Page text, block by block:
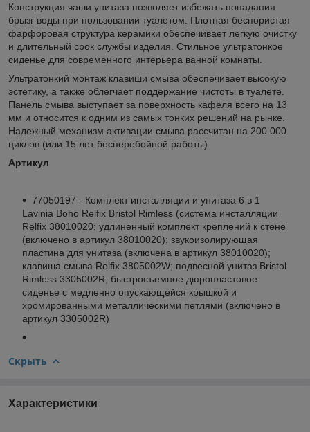
Конструкция чаши унитаза позволяет избежать попадания
брызг воды при пользовании туалетом. Плотная беспористая
фарфоровая структура керамики обеспечивает легкую очистку
и длительный срок службы изделия. Стильное ультратонкое
сиденье для современного интерьера ванной комнаты.
Ультратонкий монтаж клавиши смыва обеспечивает высокую
эстетику, а также облегчает поддержание чистоты в туалете.
Панель смыва выступает за поверхность кафеля всего на 13
мм и относится к одним из самых тонких решений на рынке.
Надежный механизм активации смыва рассчитан на 200.000
циклов (или 15 лет бесперебойной работы)
Артикул
77050197 - Комплект инсталляции и унитаза 6 в 1
Lavinia Boho Relfix Bristol Rimless (система инсталляции
Relfix 38010020; удлиненный комплект креплений к стене
(включено в артикул 38010020); звукоизолирующая
пластина для унитаза (включена в артикул 38010020);
клавиша смыва Relfix 3805002W; подвесной унитаз Bristol
Rimless 3305002R; быстросъемное дюропластовое
сиденье с медленно опускающейся крышкой и
хромированными металлическими петлями (включено в
артикул 3305002R)
Скрыть
Характеристики